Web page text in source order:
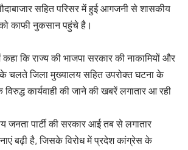
सहित परिसर में हुई आगजनी से शासकीय
को काफी नुकसान पहुंचे है।
कहा कि राज्य की भाजपा सरकार की नाकामियों और
चलते जिला मुख्यालय सहित उपरोक्त घटना के
विरुद्ध कार्यवाही की जाने की खबरें लगातार आ रही
जनता पार्टी की सरकार आई तब से लगातार
बढ़ी है, जिसके विरोध में प्रदेश कांग्रेस के